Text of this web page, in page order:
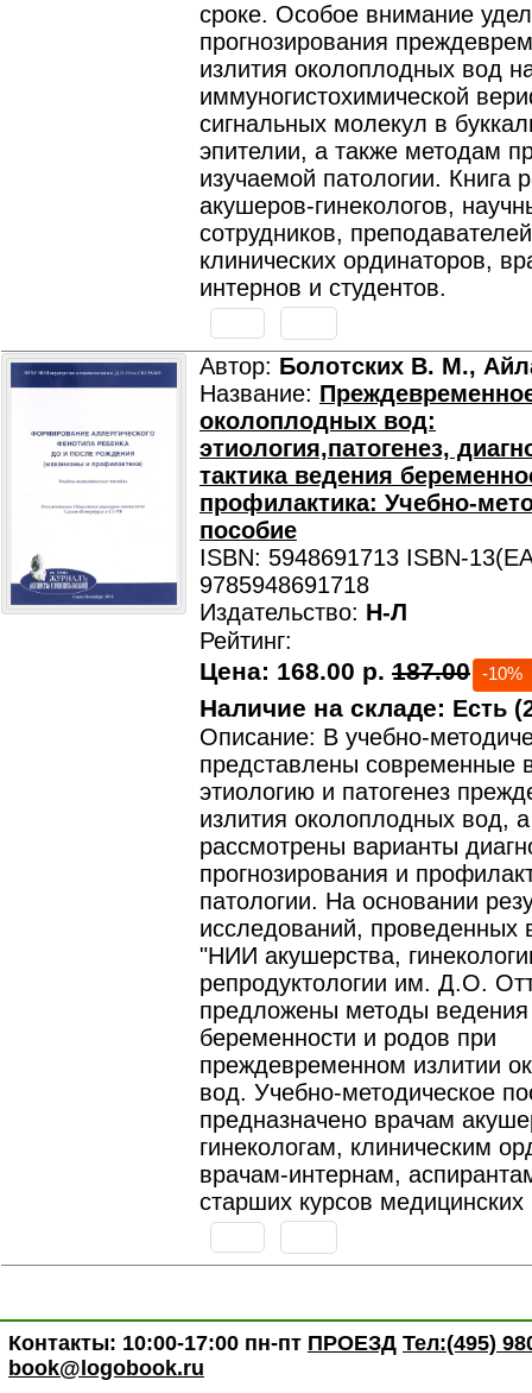
сроке. Особое внимание
прогнозирования
излития околоплодных вод
иммуногистохимической
сигнальных молекул в
эпителии, а также методам
изучаемой патологии. Книга
акушеров-гинекологов,
сотрудников,
клинических ординаторов,
интернов и студентов.
Автор: Болотских В. М.,
Название:
околоплодных вод:
этиология,патогенез,
тактика ведения
профилактика: Учебно-
пособие
ISBN: 5948691713 ISBN-
9785948691718
Издательство: Н-Л
Рейтинг:
Цена: 168.00 р. 187.00 -10%
Наличие на складе: Есть
Описание: В учебно-
представлены современные
этиологию и патогенез
излития околоплодных вод,
рассмотрены варианты
прогнозирования и
патологии. На основании
исследований,
"НИИ акушерства,
репродуктологии им. Д.О.
предложены методы ведения
беременности и родов при
преждевременном излитии
вод. Учебно-методическое
предназначено врачам
гинекологам, клиническим
врачам-интернам,
старших курсов медицинских
Контакты: 10:00-17:00 пн-пт ПРОЕЗД Тел:(495)
book@logobook.ru